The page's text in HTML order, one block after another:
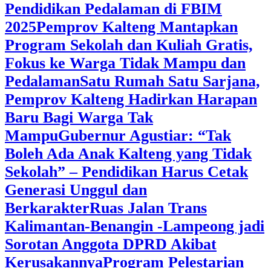
Pendidikan Pedalaman di FBIM
2025‎Pemprov Kalteng Mantapkan
Program Sekolah dan Kuliah Gratis,
Fokus ke Warga Tidak Mampu dan
Pedalaman‎Satu Rumah Satu Sarjana,
Pemprov Kalteng Hadirkan Harapan
Baru Bagi Warga Tak
Mampu‎Gubernur Agustiar: “Tak
Boleh Ada Anak Kalteng yang Tidak
Sekolah” – Pendidikan Harus Cetak
Generasi Unggul dan
BerkarakterRuas Jalan Trans
Kalimantan-Benangin -Lampeong jadi
Sorotan Anggota DPRD Akibat
KerusakannyaProgram Pelestarian